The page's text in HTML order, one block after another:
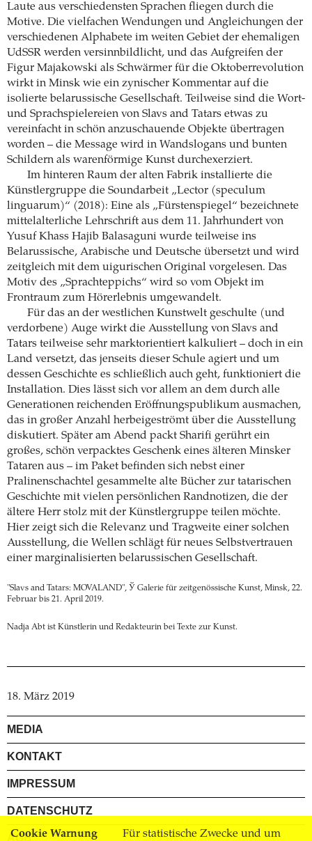
Cookie Warnung Für statistische Zwecke und um
Laute aus verschiedensten Sprachen fliegen durch die
Motive. Die vielfachen Wendungen und Angleichungen der
verschiedenen Alphabete im weiten Gebiet der ehemaligen
UdSSR werden versinnbildlicht, und das Aufgreifen der
Figur Majakowski als Schwärmer für die Oktoberrevolution
wirkt in Minsk wie ein zynischer Kommentar auf die
isolierte belarussische Gesellschaft. Teilweise sind die Wort-
und Sprachspielereien von Slavs and Tatars etwas zu
vereinfacht in schön anzuschauende Objekte übertragen
worden – die Message wird in Wandslogans und bunten
Schildern als warenförmige Kunst durchexerziert.
Im hinteren Raum der alten Fabrik installierte die
Künstlergruppe die Soundarbeit „Lector (speculum
linguarum)“ (2018): Eine als „Fürstenspiegel“ bezeichnete
mittelalterliche Lehrschrift aus dem 11. Jahrhundert von
Yusuf Khass Hajib Balasaguni wurde teilweise ins
Belarussische, Arabische und Deutsche übersetzt und wird
zeitgleich mit dem uigurischen Original vorgelesen. Das
Motiv des „Sprachteppichs“ wird so vom Objekt im
Frontraum zum Hörerlebnis umgewandelt.
Für das an der westlichen Kunstwelt geschulte (und
verdorbene) Auge wirkt die Ausstellung von Slavs and
Tatars teilweise sehr marktorientiert kalkuliert – doch in ein
Land versetzt, das jenseits dieser Schule agiert und um
dessen Geschichte es schließlich auch geht, funktioniert die
Installation. Dies lässt sich vor allem an dem durch alle
Generationen reichenden Eröffnungspublikum ausmachen,
das in großer Anzahl herbeigeströmt über die Ausstellung
diskutiert. Später am Abend packt Sharifi gerührt ein
großes, schön verpacktes Geschenk eines älteren Minsker
Tataren aus – im Paket befinden sich nebst einer
Pralinenschachtel gesammelte alte Bücher zur tatarischen
Geschichte mit vielen persönlichen Randnotizen, die der
ältere Herr stolz mit der Künstlergruppe teilen möchte.
Hier zeigt sich die Relevanz und Tragweite einer solchen
Ausstellung, die Wellen schlägt für neues Selbstvertrauen
einer marginalisierten belarussischen Gesellschaft.
"Slavs and Tatars: MOVALAND", Ў Galerie für zeitgenössische Kunst, Minsk, 22.
Februar bis 21. April 2019.
Nadja Abt ist Künstlerin und Redakteurin bei Texte zur Kunst.
18. März 2019
MEDIA
KONTAKT
IMPRESSUM
DATENSCHUTZ
AGB